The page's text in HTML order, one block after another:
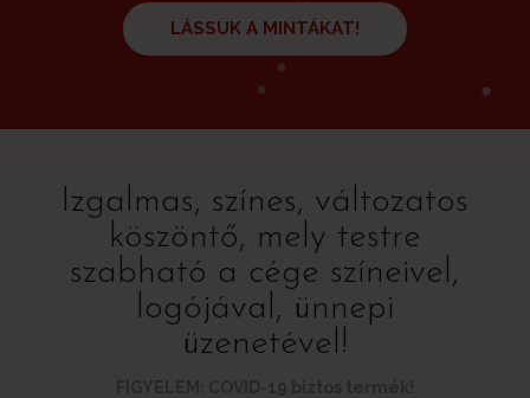
LÁSSUK A MINTÁKAT!
Izgalmas, színes, változatos
köszöntő, mely testre
szabható a cége színeivel,
logójával, ünnepi
üzenetével!